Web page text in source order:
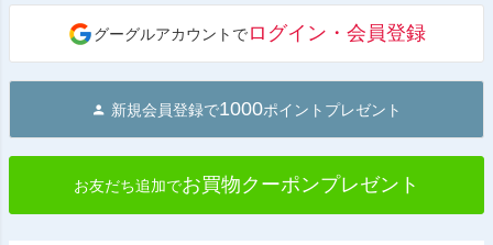
へ
グーグルアカウントでログイン・会員登録
新規会員登録で1000ポイントプレゼント
お友だち追加でお買物クーポンプレゼント